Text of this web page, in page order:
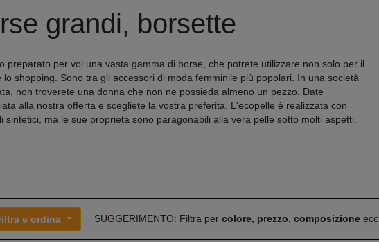
grandi, borsette
preparato per voi una vasta gamma di borse, che potrete utilizzare non solo per il
lo shopping. Sono tra gli accessori di moda femminile più popolari. In una società
non troverete una donna che non ne possieda almeno un pezzo. Date
alla nostra offerta e scegliete la vostra preferita. L'ecopelle è realizzata con
sintetici, ma le sue proprietà sono paragonabili alla vera pelle sotto molti aspetti.
e ordina SUGGERIMENTO: Filtra per colore, prezzo, composizioneecc.